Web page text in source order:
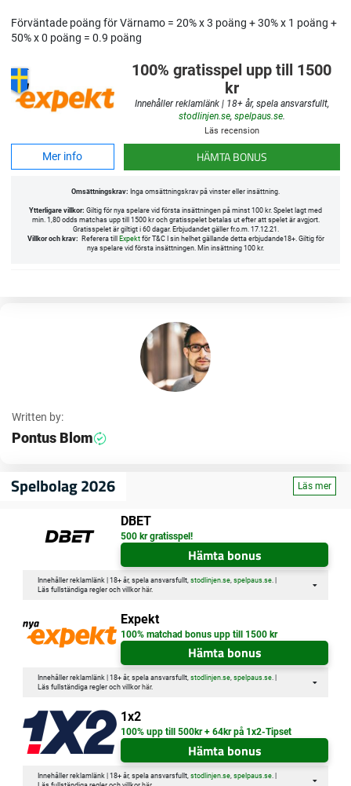
Förväntade poäng för Värnamo = 20% x 3 poäng + 30% x 1 poäng +
50% x 0 poäng = 0.9 poäng
100% gratisspel upp till 1500
kr
Innehåller reklamlänk | 18+ år, spela ansvarsfullt,
stodlinjen.se, spelpaus.se.
Läs recension
Mer info HÄMTA BONUS
Omsättningskrav: Inga omsättningskrav på vinster eller insättning.
Ytterligare villkor: Giltig för nya spelare vid första insättningen på minst 100 kr. Spelet lagt med
min. 1,80 odds matchas upp till 1500 kr och gratisspelet betalas ut efter att spelet är avgjort.
Gratisspelet är giltigt i 60 dagar. Erbjudandet gäller fr.o.m. 17.12.21.
Villkor och krav: Referera till Expektför T&C I sin helhet gällande detta erbjudande18+. Giltig för
nya spelare vid första insättningen. Min insättning 100 kr.
Written by:
Pontus Blom
Spelbolag 2026 Läs mer
DBET
500 kr gratisspel!
Hämta bonus
Innehåller reklamlänk | 18+ år, spela ansvarsfullt, stodlinjen.se, spelpaus.se. |
Läs fullständiga regler och villkor här.
Expekt
100% matchad bonus upp till 1500 kr
Hämta bonus
Innehåller reklamlänk | 18+ år, spela ansvarsfullt, stodlinjen.se, spelpaus.se. |
Läs fullständiga regler och villkor här.
1x2
100% upp till 500kr + 64kr på 1x2-Tipset
Hämta bonus
Innehåller reklamlänk | 18+ år, spela ansvarsfullt, stodlinjen.se, spelpaus.se. |